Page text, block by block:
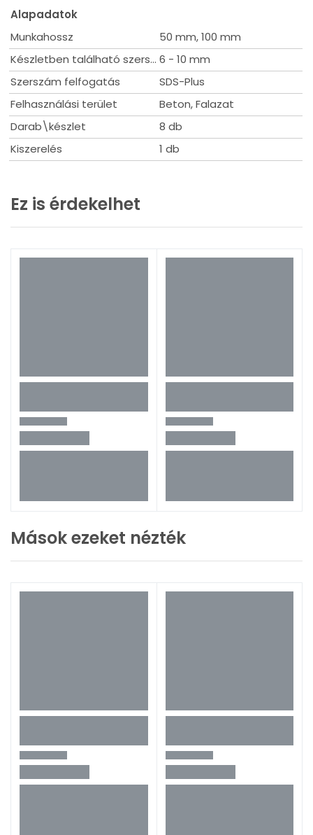
Alapadatok
Munkahossz
50 mm, 100 mm
Készletben található szerszám átmérő 6 - 10 mm
Szerszám felfogatás
SDS-Plus
Felhasználási terület
Beton, Falazat
Darab\készlet
8 db
Kiszerelés
1 db
Ez is érdekelhet
Mások ezeket nézték